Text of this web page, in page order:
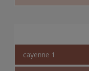
cayenne 1